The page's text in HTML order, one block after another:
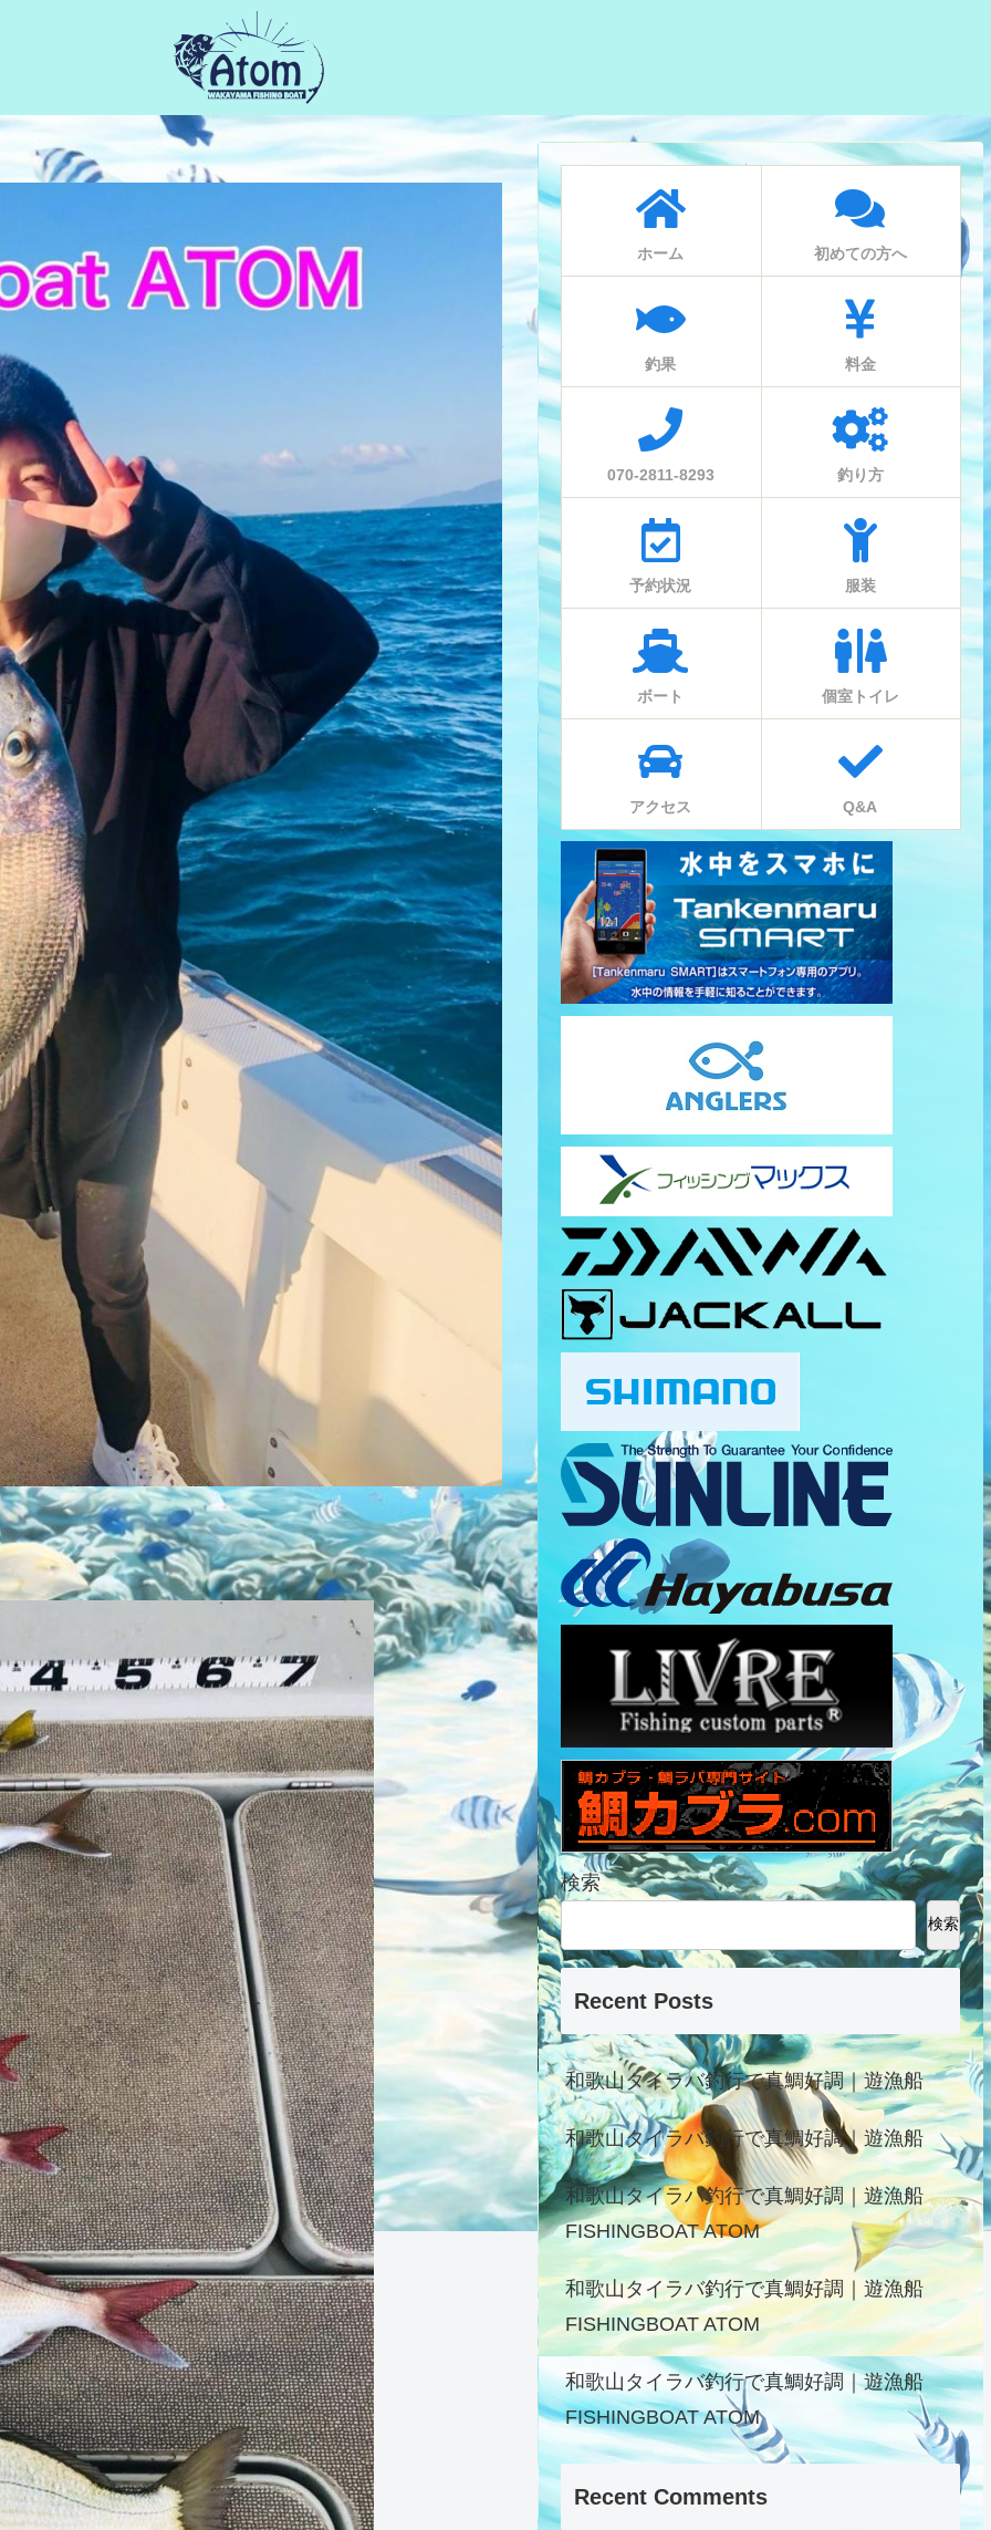
ホーム 初めての方へ
釣果 料金
070-2811-8293 釣り方
予約状況 服装
ボート 個室トイレ
アクセス Q&A
検索
検索
Recent Posts
和歌山タイラバ釣行で真鯛好調｜遊漁船
和歌山タイラバ釣行で真鯛好調｜遊漁船
和歌山タイラバ釣行で真鯛好調｜遊漁船
FISHINGBOAT ATOM
和歌山タイラバ釣行で真鯛好調｜遊漁船
FISHINGBOAT ATOM
和歌山タイラバ釣行で真鯛好調｜遊漁船
FISHINGBOAT ATOM
Recent Comments